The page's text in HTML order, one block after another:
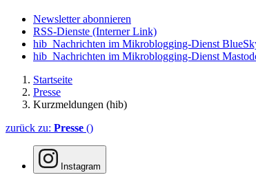
Newsletter abonnieren
RSS-Dienste (Interner Link)
hib_Nachrichten im Mikroblogging-Dienst
hib_Nachrichten im Mikroblogging-Dienst
Startseite
Presse
Kurzmeldungen (hib)
zurück zu: Presse ()
Instagram